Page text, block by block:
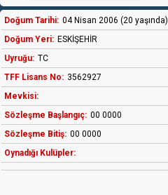
Doğum Tarihi: 04 Nisan 2006 (20 yaşında)
Doğum Yeri: ESKİŞEHİR
Uyruğu: TC
TFF Lisans No: 3562927
Mevkisi:
Sözleşme Başlangıç: 00 0000
Sözleşme Bitiş: 00 0000
Oynadığı Kulüpler: